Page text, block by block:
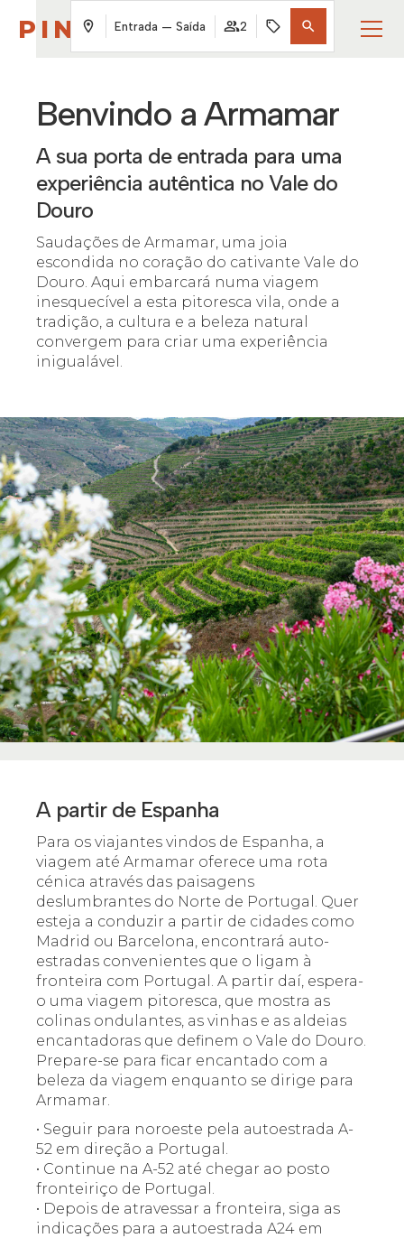
Entrada — Saída 2
PINTAHOUSE
Benvindo a Armamar
A sua porta de entrada para uma
experiência autêntica no Vale do
Douro
Saudações de Armamar, uma joia
escondida no coração do cativante Vale do
Douro. Aqui embarcará numa viagem
inesquecível a esta pitoresca vila, onde a
tradição, a cultura e a beleza natural
convergem para criar uma experiência
inigualável.
A partir de Espanha
Para os viajantes vindos de Espanha, a
viagem até Armamar oferece uma rota
cénica através das paisagens
deslumbrantes do Norte de Portugal. Quer
esteja a conduzir a partir de cidades como
Madrid ou Barcelona, encontrará auto-
estradas convenientes que o ligam à
fronteira com Portugal. A partir daí, espera-
o uma viagem pitoresca, que mostra as
colinas ondulantes, as vinhas e as aldeias
encantadoras que definem o Vale do Douro.
Prepare-se para ficar encantado com a
beleza da viagem enquanto se dirige para
Armamar.
• Seguir para noroeste pela autoestrada A-
52 em direção a Portugal.
• Continue na A-52 até chegar ao posto
fronteiriço de Portugal.
• Depois de atravessar a fronteira, siga as
indicações para a autoestrada A24 em